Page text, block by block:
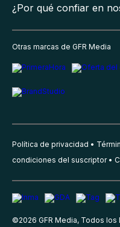
¿Por qué confiar en
Otras marcas de GFR Media
Política de privacidad
condiciones del suscriptor
©2026 GFR Media, Todos